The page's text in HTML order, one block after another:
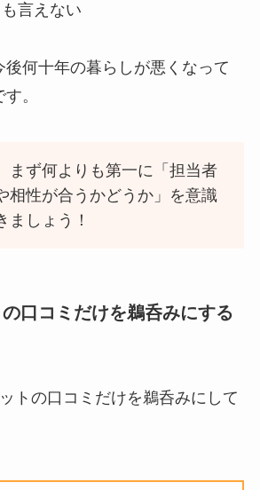
言えない
後何十年の暮らしが悪くなって
。
まず何よりも第一に「担当者
相性が合うかどうか」を意識
ましょう！
口コミだけを鵜呑みにする
トの口コミだけを鵜呑みにして